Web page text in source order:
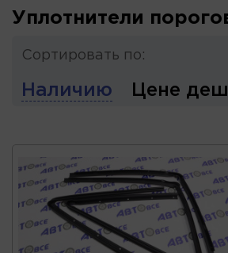
Уплотнители
Сортировать по:
Наличию Цене